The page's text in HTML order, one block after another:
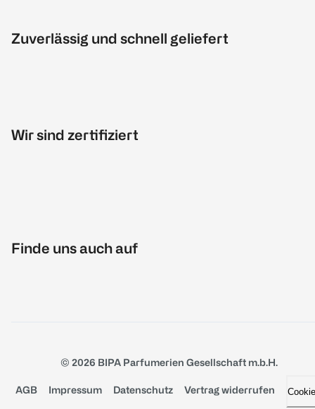
Zuverlässig und schnell geliefert
Wir sind zertifiziert
Finde uns auch auf
© 2026 BIPA Parfumerien Gesellschaft m.b.H.
AGB Impressum Datenschutz Vertrag widerrufen